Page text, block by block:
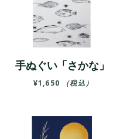
手ぬぐい「さかな」
¥1,650 （税込）